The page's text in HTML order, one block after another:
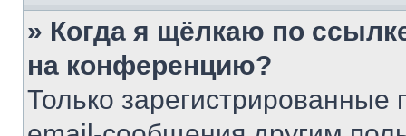
» Когда я щёлкаю по
на конференцию?
Только зарегистрированные